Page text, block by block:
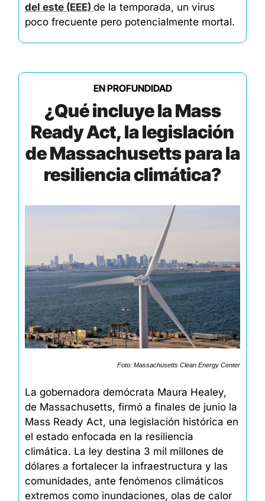
del este (EEE) de la temporada, un virus
poco frecuente pero potencialmente mortal.
EN PROFUNDIDAD
¿Qué incluye la Mass
Ready Act, la legislación
de Massachusetts para la
resiliencia climática?
Foto: Massachusetts Clean Energy Center
La gobernadora demócrata Maura Healey,
de Massachusetts, firmó a finales de junio la
Mass Ready Act, una legislación histórica en
el estado enfocada en la resiliencia
climática. La ley destina 3 mil millones de
dólares a fortalecer la infraestructura y las
comunidades, ante fenómenos climáticos
extremos como inundaciones, olas de calor